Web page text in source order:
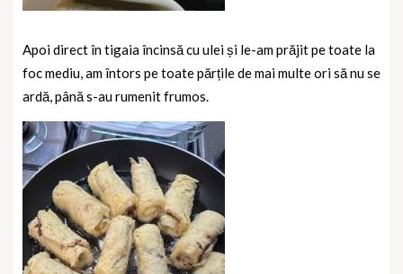
Apoi direct în tigaia încinsă cu ulei și le-am prăjit pe toate la
foc mediu, am întors pe toate părțile de mai multe ori să nu se
ardă, până s-au rumenit frumos.